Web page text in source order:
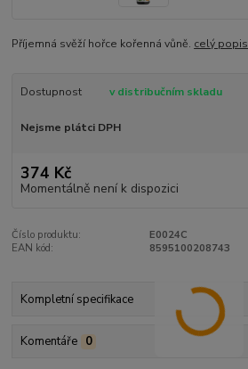
Příjemná svěží hořce kořenná vůně. celý popis
Dostupnost v distribučním skladu
Nejsme plátci DPH
374 Kč
Momentálně není k dispozici
Číslo produktu:
E0024C
EAN kód:
8595100208743
Kompletní specifikace
Komentáře 0